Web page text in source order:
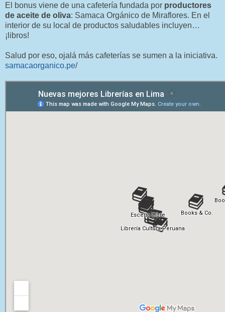
El bonus viene de una cafetería fundada por productores
de aceite de oliva: Samaca Orgánico de Miraflores. En el
interior de su local de productos saludables incluyen…
¡libros!
Salud por eso, ojalá más cafeterías se sumen a la iniciativa.
samacaorganico.pe/